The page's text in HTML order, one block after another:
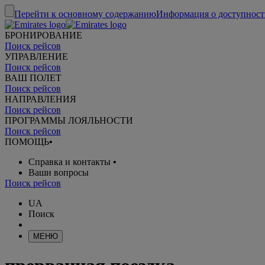
Перейти к основному содержаниюИнформация о
БРОНИРОВАНИЕ
Поиск рейсов
УПРАВЛЕНИЕ
Поиск рейсов
ВАШ ПОЛЕТ
Поиск рейсов
НАПРАВЛЕНИЯ
Поиск рейсов
ПРОГРАММЫ ЛОЯЛЬНОСТИ
Поиск рейсов
ПОМОЩЬ•
Справка и контакты •
Ваши вопросы
Поиск рейсов
UA
Поиск
МЕНЮ